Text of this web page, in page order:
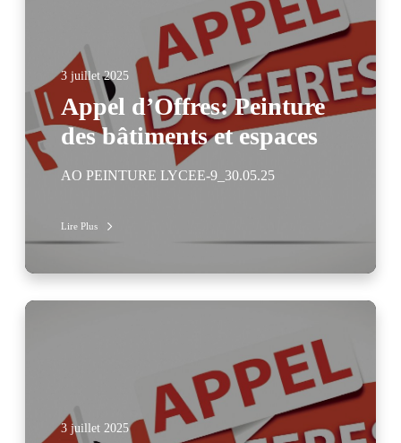
3 juillet 2025
Appel d’Offres: Peinture
des bâtiments et espaces
AO PEINTURE LYCEE-9_30.05.25
Lire Plus
3 juillet 2025